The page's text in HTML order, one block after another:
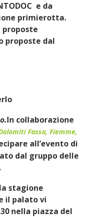
e da
primierotta.
proposte
proposte dal
In collaborazione
Fassa, Fiemme,
all’evento di
dal gruppo delle
stagione
il palato vi
nella piazza del